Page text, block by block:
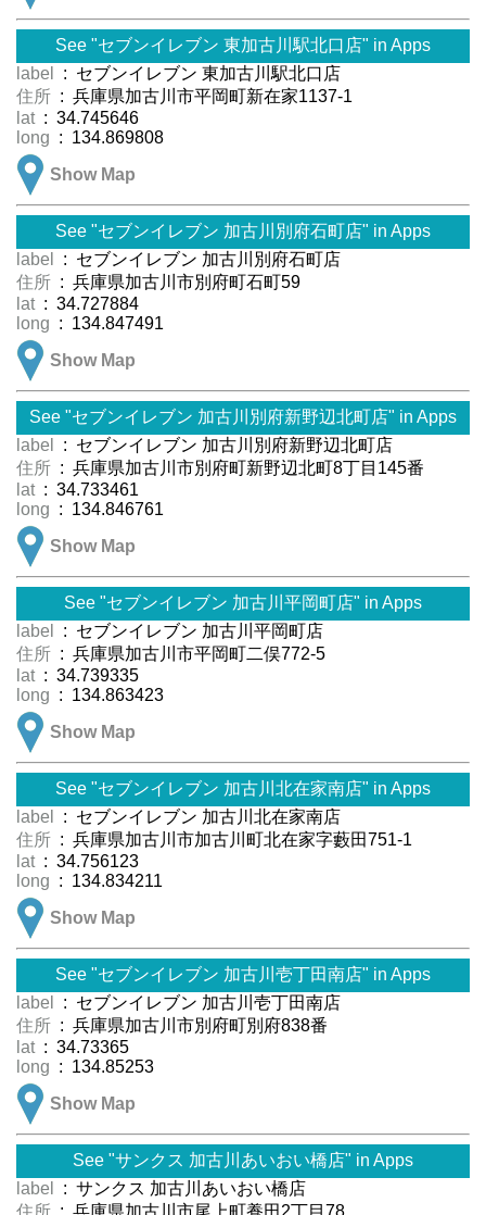
See "セブンイレブン 東加古川駅北口店" in Apps
label
: セブンイレブン 東加古川駅北口店
住所 : 兵庫県加古川市平岡町新在家1137-1
lat : 34.745646
long : 134.869808
Show Map
See "セブンイレブン 加古川別府石町店" in Apps
label
: セブンイレブン 加古川別府石町店
住所 : 兵庫県加古川市別府町石町59
lat : 34.727884
long : 134.847491
Show Map
See "セブンイレブン 加古川別府新野辺北町店" in Apps
label
: セブンイレブン 加古川別府新野辺北町店
住所 : 兵庫県加古川市別府町新野辺北町8丁目145番
lat : 34.733461
long : 134.846761
Show Map
See "セブンイレブン 加古川平岡町店" in Apps
label
: セブンイレブン 加古川平岡町店
住所 : 兵庫県加古川市平岡町二俣772-5
lat : 34.739335
long : 134.863423
Show Map
See "セブンイレブン 加古川北在家南店" in Apps
label
: セブンイレブン 加古川北在家南店
住所 : 兵庫県加古川市加古川町北在家字藪田751-1
lat : 34.756123
long : 134.834211
Show Map
See "セブンイレブン 加古川壱丁田南店" in Apps
label
: セブンイレブン 加古川壱丁田南店
住所 : 兵庫県加古川市別府町別府838番
lat : 34.73365
long : 134.85253
Show Map
See "サンクス 加古川あいおい橋店" in Apps
label
: サンクス 加古川あいおい橋店